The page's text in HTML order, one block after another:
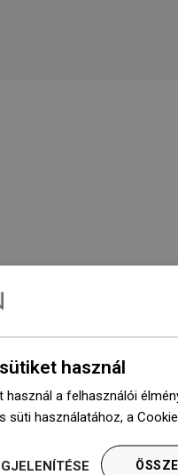
használ
használ a felhasználói
süti használatához, a